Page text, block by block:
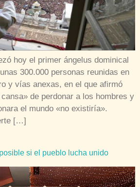
hoy el primer ángelus dominical
300.000 personas reunidas en
y vías anexas, en el que afirmó
de perdonar a los hombres y
el mundo «no existiría».
[…]
si el pueblo lucha unido